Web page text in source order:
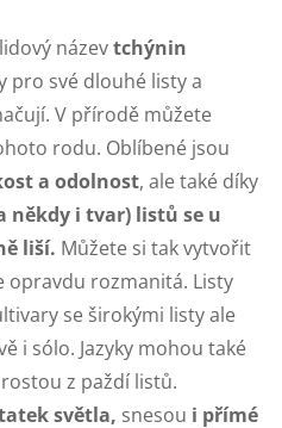
názevtchýnin
pro své dlouhé listy a
V přírodě můžete
rodu. Oblíbené jsou
a odolnost, ale také díky
někdy i tvar) listů se u
liší. Můžete si tak vytvořit
opravdu rozmanitá. Listy
se širokými listy ale
i sólo. Jazyky mohou také
z paždí listů.
světla, snesou i přímé